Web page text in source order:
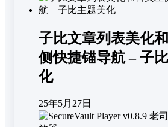
子比文章列表美化
侧快捷锚导航 – 子
化
25年5月27日